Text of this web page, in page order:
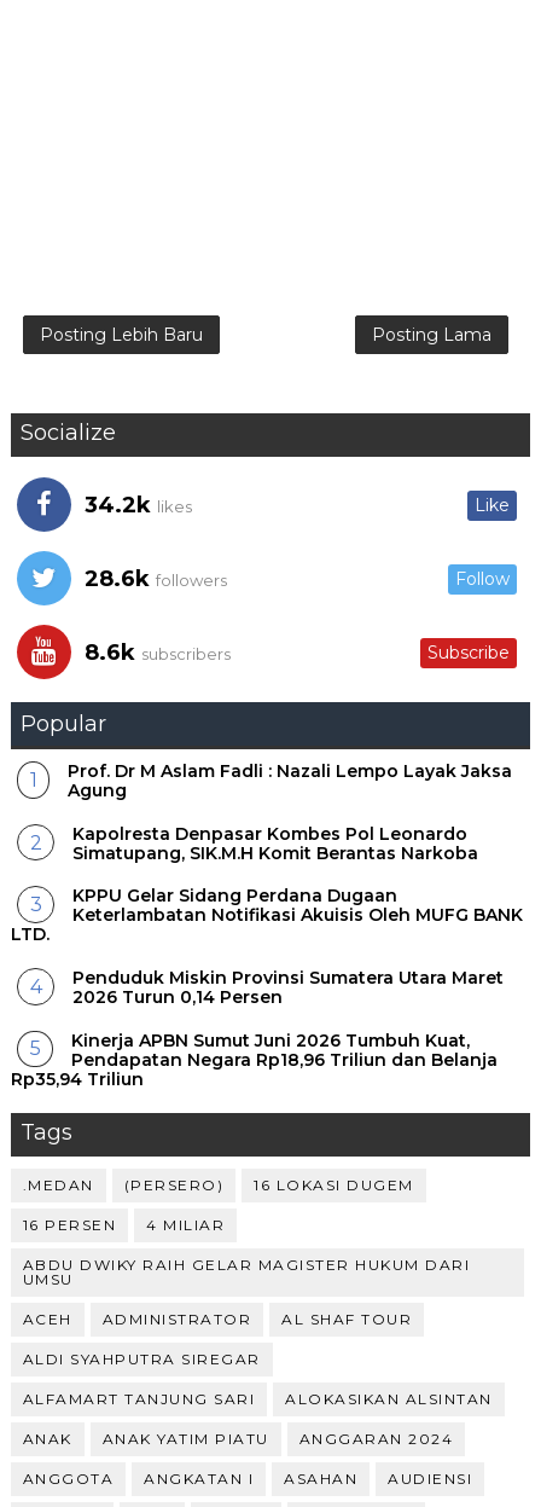
Posting Lebih Baru Posting Lama
Socialize
34.2k likes Like
28.6k followers Follow
8.6k subscribers Subscribe
Popular
Prof. Dr M Aslam Fadli : Nazali Lempo Layak Jaksa
Agung
Kapolresta Denpasar Kombes Pol Leonardo
Simatupang, SIK.M.H Komit Berantas Narkoba
KPPU Gelar Sidang Perdana Dugaan
Keterlambatan Notifikasi Akuisis Oleh MUFG BANK
LTD.
Penduduk Miskin Provinsi Sumatera Utara Maret
2026 Turun 0,14 Persen
Kinerja APBN Sumut Juni 2026 Tumbuh Kuat,
Pendapatan Negara Rp18,96 Triliun dan Belanja
Rp35,94 Triliun
Tags
.MEDAN (PERSERO) 16 LOKASI DUGEM
16 PERSEN 4 MILIAR
ABDU DWIKY RAIH GELAR MAGISTER HUKUM DARI
UMSU
ACEH ADMINISTRATOR AL SHAF TOUR
ALDI SYAHPUTRA SIREGAR
ALFAMART TANJUNG SARI ALOKASIKAN ALSINTAN
ANAK ANAK YATIM PIATU ANGGARAN 2024
ANGGOTA ANGKATAN I ASAHAN AUDIENSI